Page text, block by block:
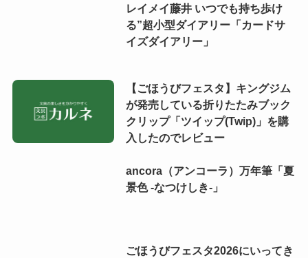
レイメイ藤井 いつでも持ち歩け
る”超小型ダイアリー「カードサ
イズダイアリー」
【ごほうびフェスタ】キングジム
が発売している折りたたみブック
クリップ「ツイップ(Twip)」を購
入したのでレビュー
ancora（アンコーラ）万年筆「夏
景色 -なつけしき-」
ごほうびフェスタ2026にいってき